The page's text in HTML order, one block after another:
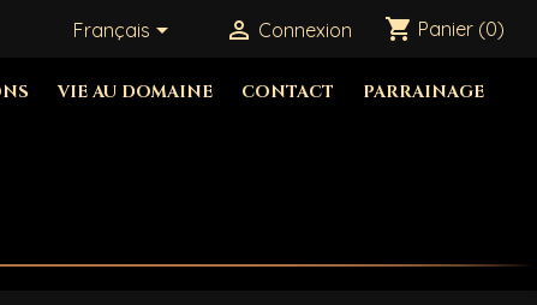
Français  Connexion shopping_cart Panier (0)
VIE AU DOMAINE CONTACT PARRAINAGE